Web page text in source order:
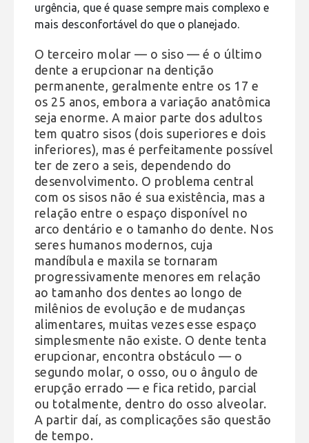
urgência, que é quase sempre mais complexo e
mais desconfortável do que o planejado.
O terceiro molar — o siso — é o último
dente a erupcionar na dentição
permanente, geralmente entre os 17 e
os 25 anos, embora a variação anatômica
seja enorme. A maior parte dos adultos
tem quatro sisos (dois superiores e dois
inferiores), mas é perfeitamente possível
ter de zero a seis, dependendo do
desenvolvimento. O problema central
com os sisos não é sua existência, mas a
relação entre o espaço disponível no
arco dentário e o tamanho do dente. Nos
seres humanos modernos, cuja
mandíbula e maxila se tornaram
progressivamente menores em relação
ao tamanho dos dentes ao longo de
milênios de evolução e de mudanças
alimentares, muitas vezes esse espaço
simplesmente não existe. O dente tenta
erupcionar, encontra obstáculo — o
segundo molar, o osso, ou o ângulo de
erupção errado — e fica retido, parcial
ou totalmente, dentro do osso alveolar.
A partir daí, as complicações são questão
de tempo.